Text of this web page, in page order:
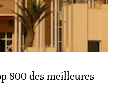
800 des meilleures